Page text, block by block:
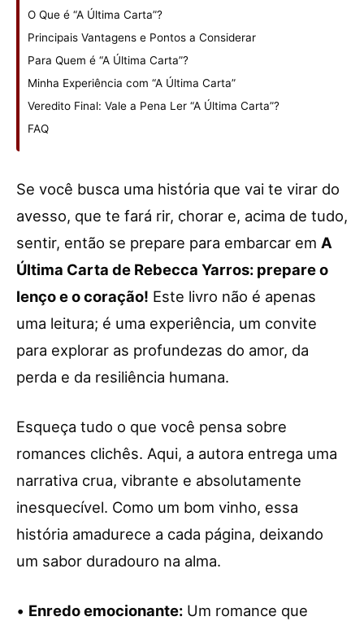
O Que é “A Última Carta”?
Principais Vantagens e Pontos a Considerar
Para Quem é “A Última Carta”?
Minha Experiência com “A Última Carta”
Veredito Final: Vale a Pena Ler “A Última Carta”?
FAQ
Se você busca uma história que vai te virar do
avesso, que te fará rir, chorar e, acima de tudo,
sentir, então se prepare para embarcar em A
Última Carta de Rebecca Yarros: prepare o
lenço e o coração! Este livro não é apenas
uma leitura; é uma experiência, um convite
para explorar as profundezas do amor, da
perda e da resiliência humana.
Esqueça tudo o que você pensa sobre
romances clichês. Aqui, a autora entrega uma
narrativa crua, vibrante e absolutamente
inesquecível. Como um bom vinho, essa
história amadurece a cada página, deixando
um sabor duradouro na alma.
• Enredo emocionante: Um romance que